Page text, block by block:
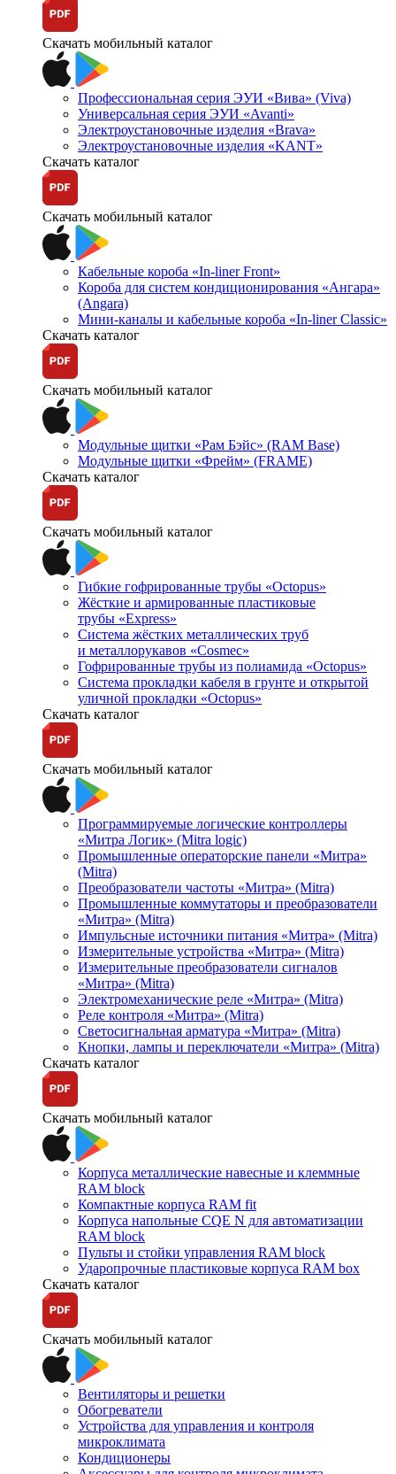
Скачать мобильный каталог
Профессиональная серия ЭУИ «Вива» (Viva)
Универсальная серия ЭУИ «Avanti»
Электроустановочные изделия «Brava»
Электроустановочные изделия «KANT»
Скачать каталог
Скачать мобильный каталог
Кабельные короба «In-liner Front»
Короба для систем кондиционирования «Ангара»
(Angara)
Мини-каналы и кабельные короба «In-liner Classic»
Скачать каталог
Скачать мобильный каталог
Модульные щитки «Рам Бэйс» (RAM Base)
Модульные щитки «Фрейм» (FRAME)
Скачать каталог
Скачать мобильный каталог
Гибкие гофрированные трубы «Octopus»
Жёсткие и армированные пластиковые
трубы «Express»
Система жёстких металлических труб
и металлорукавов «Cosmec»
Гофрированные трубы из полиамида «Octopus»
Система прокладки кабеля в грунте и открытой
уличной прокладки «Octopus»
Скачать каталог
Скачать мобильный каталог
Программируемые логические контроллеры
«Митра Логик» (Mitra logic)
Промышленные операторские панели «Митра»
(Mitra)
Преобразователи частоты «Митра» (Mitra)
Промышленные коммутаторы и преобразователи
«Митра» (Mitra)
Импульсные источники питания «Митра» (Mitra)
Измерительные устройства «Митра» (Mitra)
Измерительные преобразователи сигналов
«Митра» (Mitra)
Электромеханические реле «Митра» (Mitra)
Реле контроля «Митра» (Mitra)
Светосигнальная арматура «Митра» (Mitra)
Кнопки, лампы и переключатели «Митра» (Mitra)
Скачать каталог
Скачать мобильный каталог
Корпуса металлические навесные и клеммные
RAM block
Компактные корпуса RAM fit
Корпуса напольные CQE N для автоматизации
RAM block
Пульты и стойки управления RAM block
Ударопрочные пластиковые корпуса RAM box
Скачать каталог
Скачать мобильный каталог
Вентиляторы и решетки
Обогреватели
Устройства для управления и контроля
микроклимата
Кондиционеры